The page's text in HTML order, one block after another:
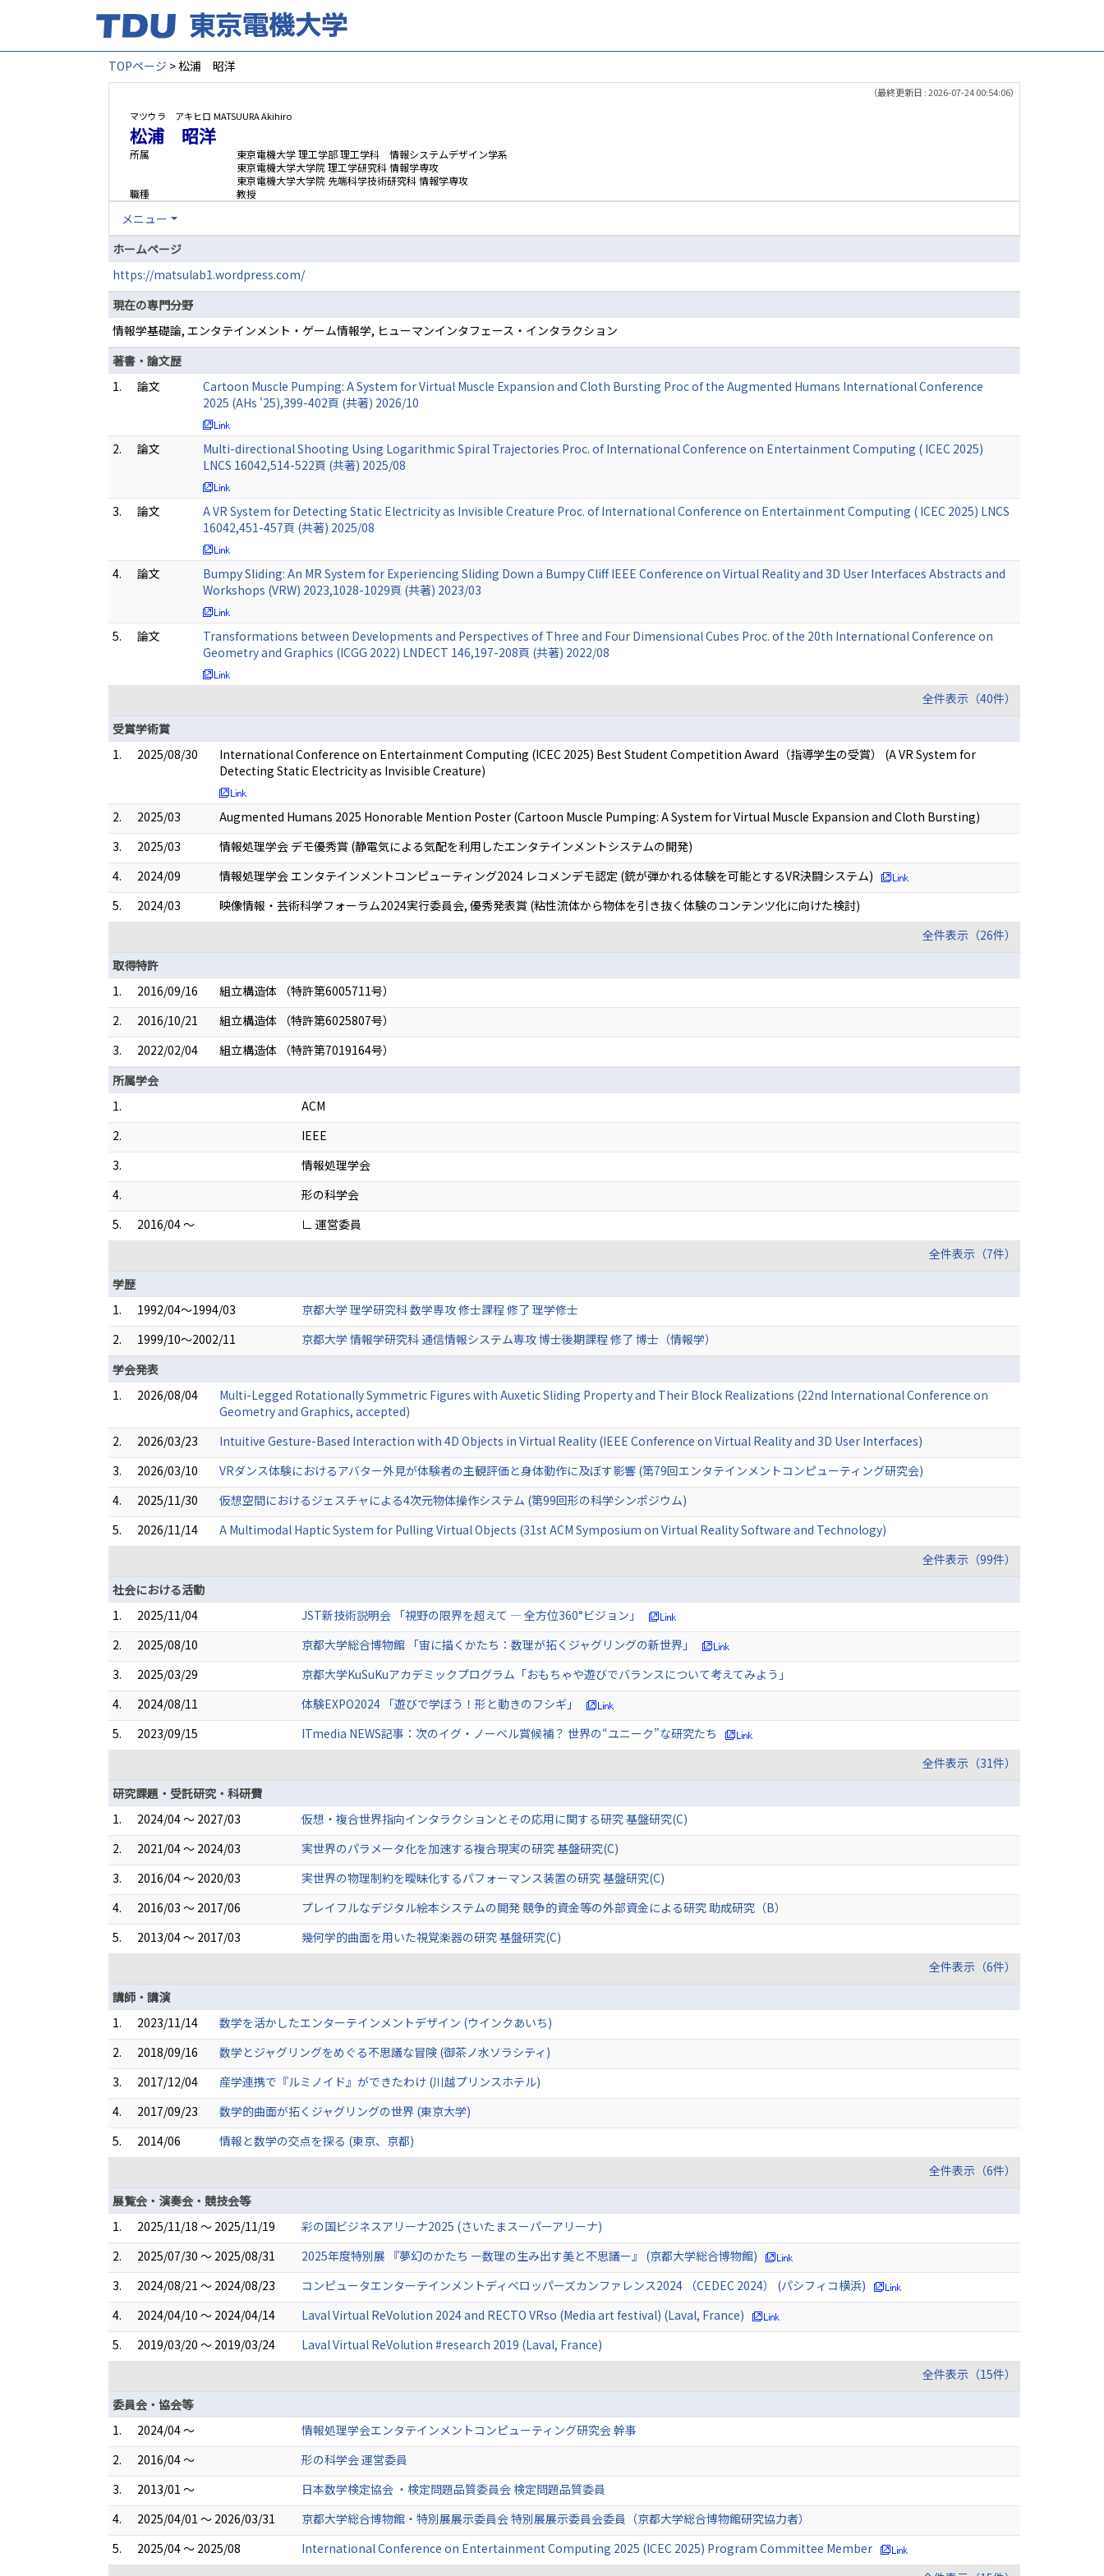
TOPページ > 松浦 昭洋
（最終更新日 : 2026-07-24 00:54:06）
マツウラ アキヒロ MATSUURA Akihiro
松浦 昭洋
所属
東京電機大学 理工学部 理工学科 情報システムデザイン学系
東京電機大学大学院 理工学研究科 情報学専攻
東京電機大学大学院 先端科学技術研究科 情報学専攻
職種
教授
メニュー
ホームページ
https://matsulab1.wordpress.com/
現在の専門分野
情報学基礎論, エンタテインメント・ゲーム情報学, ヒューマンインタフェース・インタラクション
著書・論文歴
1.
論文
Cartoon Muscle Pumping: A System for Virtual Muscle Expansion and Cloth Bursting Proc of the Augmented Humans International Conference
2025 (AHs '25),399-402頁 (共著) 2026/10
2. 論文
Multi-directional Shooting Using Logarithmic Spiral Trajectories Proc. of International Conference on Entertainment Computing ( ICEC 2025)
LNCS 16042,514-522頁 (共著) 2025/08
3. 論文
A VR System for Detecting Static Electricity as Invisible Creature Proc. of International Conference on Entertainment Computing ( ICEC 2025) LNCS
16042,451-457頁 (共著) 2025/08
4. 論文
Bumpy Sliding: An MR System for Experiencing Sliding Down a Bumpy Cliff IEEE Conference on Virtual Reality and 3D User Interfaces Abstracts and
Workshops (VRW) 2023,1028-1029頁 (共著) 2023/03
5. 論文
Transformations between Developments and Perspectives of Three and Four Dimensional Cubes Proc. of the 20th International Conference on
Geometry and Graphics (ICGG 2022) LNDECT 146,197-208頁 (共著) 2022/08
全件表示（40件）
受賞学術賞
1.
2025/08/30
International Conference on Entertainment Computing (ICEC 2025) Best Student Competition Award（指導学生の受賞） (A VR System for
Detecting Static Electricity as Invisible Creature)
2. 2025/03
Augmented Humans 2025 Honorable Mention Poster (Cartoon Muscle Pumping: A System for Virtual Muscle Expansion and Cloth Bursting)
3.
2025/03
情報処理学会 デモ優秀賞 (静電気による気配を利用したエンタテインメントシステムの開発)
4.
2024/09
情報処理学会 エンタテインメントコンピューティング2024 レコメンデモ認定 (銃が弾かれる体験を可能とするVR決闘システム)
5.
2024/03
映像情報・芸術科学フォーラム2024実行委員会, 優秀発表賞 (粘性流体から物体を引き抜く体験のコンテンツ化に向けた検討)
全件表示（26件）
取得特許
1.
2016/09/16
組立構造体 （特許第6005711号）
2.
2016/10/21
組立構造体 （特許第6025807号）
3.
2022/02/04
組立構造体 （特許第7019164号）
所属学会
1.
ACM
2.
IEEE
3.
情報処理学会
4.
形の科学会
5.
2016/04 ～
∟ 運営委員
全件表示（7件）
学歴
1.
1992/04～1994/03
京都大学 理学研究科 数学専攻 修士課程 修了 理学修士
2.
1999/10～2002/11
京都大学 情報学研究科 通信情報システム専攻 博士後期課程 修了 博士（情報学）
学会発表
1.
2026/08/04
Multi-Legged Rotationally Symmetric Figures with Auxetic Sliding Property and Their Block Realizations (22nd International Conference on
Geometry and Graphics, accepted)
2.
2026/03/23
Intuitive Gesture-Based Interaction with 4D Objects in Virtual Reality (IEEE Conference on Virtual Reality and 3D User Interfaces)
3.
2026/03/10
VRダンス体験におけるアバター外見が体験者の主観評価と身体動作に及ぼす影響 (第79回エンタテインメントコンピューティング研究会)
4.
2025/11/30
仮想空間におけるジェスチャによる4次元物体操作システム (第99回形の科学シンポジウム)
5.
2026/11/14
A Multimodal Haptic System for Pulling Virtual Objects (31st ACM Symposium on Virtual Reality Software and Technology)
全件表示（99件）
社会における活動
1.
2025/11/04
JST新技術説明会 「視野の限界を超えて ― 全方位360°ビジョン」
2.
2025/08/10
京都大学総合博物館 「宙に描くかたち：数理が拓くジャグリングの新世界」
3.
2025/03/29
京都大学KuSuKuアカデミックプログラム「おもちゃや遊びでバランスについて考えてみよう」
4.
2024/08/11
体験EXPO2024 「遊びで学ぼう！形と動きのフシギ」
5.
2023/09/15
ITmedia NEWS記事：次のイグ・ノーベル賞候補？ 世界の“ユニーク”な研究たち
全件表示（31件）
研究課題・受託研究・科研費
1.
2024/04 ～ 2027/03
仮想・複合世界指向インタラクションとその応用に関する研究 基盤研究(C)
2.
2021/04 ～ 2024/03
実世界のパラメータ化を加速する複合現実の研究 基盤研究(C)
3.
2016/04 ～ 2020/03
実世界の物理制約を曖昧化するパフォーマンス装置の研究 基盤研究(C)
4.
2016/03 ～ 2017/06
プレイフルなデジタル絵本システムの開発 競争的資金等の外部資金による研究 助成研究（B）
5.
2013/04 ～ 2017/03
幾何学的曲面を用いた視覚楽器の研究 基盤研究(C)
全件表示（6件）
講師・講演
1.
2023/11/14
数学を活かしたエンターテインメントデザイン (ウインクあいち)
2.
2018/09/16
数学とジャグリングをめぐる不思議な冒険 (御茶ノ水ソラシティ)
3.
2017/12/04
産学連携で『ルミノイド』ができたわけ (川越プリンスホテル)
4.
2017/09/23
数学的曲面が拓くジャグリングの世界 (東京大学)
5.
2014/06
情報と数学の交点を探る (東京、京都)
全件表示（6件）
展覧会・演奏会・競技会等
1.
2025/11/18 ～ 2025/11/19
彩の国ビジネスアリーナ2025 (さいたまスーパーアリーナ)
2.
2025/07/30 ～ 2025/08/31
2025年度特別展 『夢幻のかたち ー数理の生み出す美と不思議ー』 (京都大学総合博物館)
3.
2024/08/21 ～ 2024/08/23
コンピュータエンターテインメントディベロッパーズカンファレンス2024 （CEDEC 2024） (パシフィコ横浜)
4.
2024/04/10 ～ 2024/04/14
Laval Virtual ReVolution 2024 and RECTO VRso (Media art festival) (Laval, France)
5.
2019/03/20 ～ 2019/03/24
Laval Virtual ReVolution #research 2019 (Laval, France)
全件表示（15件）
委員会・協会等
1.
2024/04 ～
情報処理学会エンタテインメントコンピューティング研究会 幹事
2.
2016/04 ～
形の科学会 運営委員
3.
2013/01 ～
日本数学検定協会 ・検定問題品質委員会 検定問題品質委員
4.
2025/04/01 ～ 2026/03/31
京都大学総合博物館・特別展展示委員会 特別展展示委員会委員（京都大学総合博物館研究協力者）
5.
2025/04 ～ 2025/08
International Conference on Entertainment Computing 2025 (ICEC 2025) Program Committee Member